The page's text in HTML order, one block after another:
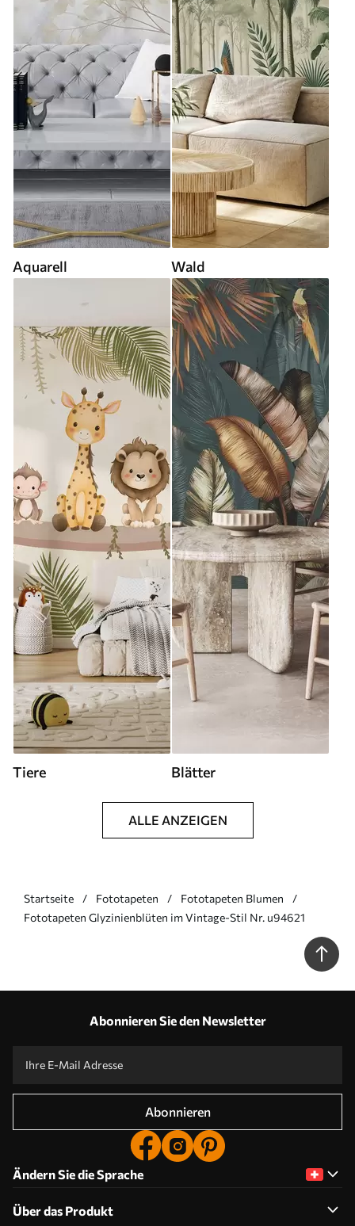
Aquarell Wald
Tiere Blätter
ALLE ANZEIGEN
Startseite Fototapeten
Fototapeten Blumen
Fototapeten Glyzinienblüten im Vintage-Stil Nr. u94621
Abonnieren Sie den Newsletter
Abonnieren
Ändern Sie die Sprache
Über das Produkt